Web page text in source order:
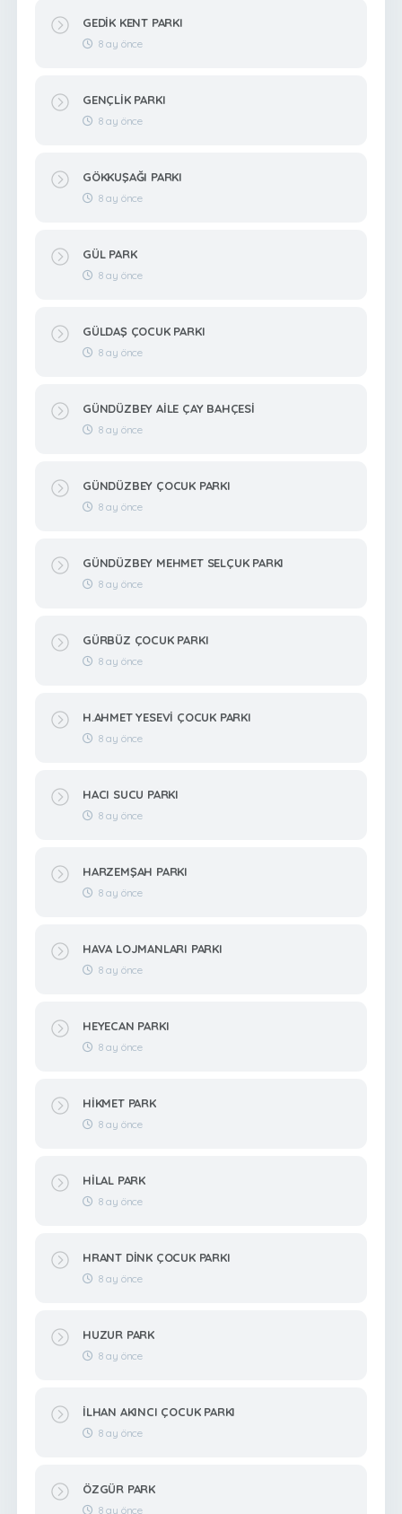
GEDİK KENT PARKI
8 ay önce
GENÇLİK PARKI
8 ay önce
GÖKKUŞAĞI PARKI
8 ay önce
GÜL PARK
8 ay önce
GÜLDAŞ ÇOCUK PARKI
8 ay önce
GÜNDÜZBEY AİLE ÇAY BAHÇESİ
8 ay önce
GÜNDÜZBEY ÇOCUK PARKI
8 ay önce
GÜNDÜZBEY MEHMET SELÇUK PARKI
8 ay önce
GÜRBÜZ ÇOCUK PARKI
8 ay önce
H.AHMET YESEVİ ÇOCUK PARKI
8 ay önce
HACI SUCU PARKI
8 ay önce
HARZEMŞAH PARKI
8 ay önce
HAVA LOJMANLARI PARKI
8 ay önce
HEYECAN PARKI
8 ay önce
HİKMET PARK
8 ay önce
HİLAL PARK
8 ay önce
HRANT DİNK ÇOCUK PARKI
8 ay önce
HUZUR PARK
8 ay önce
İLHAN AKINCI ÇOCUK PARKI
8 ay önce
ÖZGÜR PARK
8 ay önce